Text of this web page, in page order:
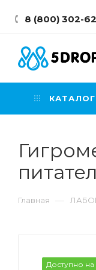
8 (800) 302-
КАТАЛОГ
Главная —
Доступно на